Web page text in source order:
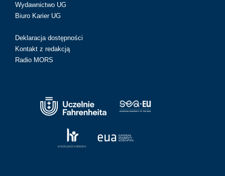
Wydawnictwo UG
Biuro Karier UG
Deklaracja dostępności
Kontakt z redakcją
Radio MORS